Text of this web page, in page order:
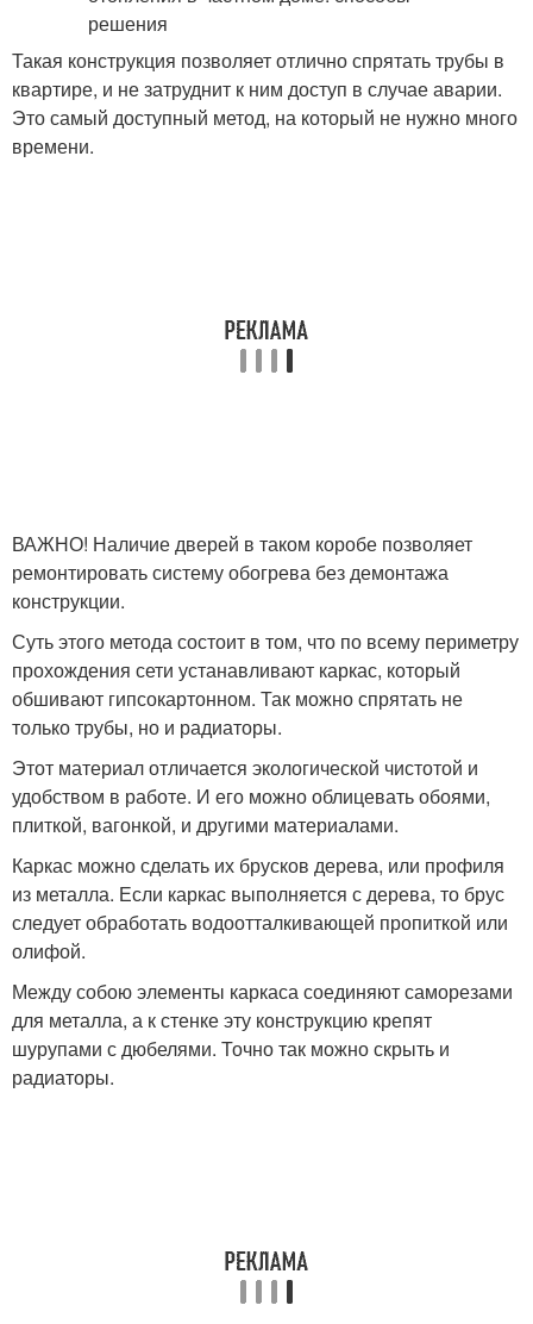
Такая конструкция позволяет отлично спрятать трубы в
квартире, и не затруднит к ним доступ в случае аварии.
Это самый доступный метод, на который не нужно много
времени.
ВАЖНО! Наличие дверей в таком коробе позволяет
ремонтировать систему обогрева без демонтажа
конструкции.
Суть этого метода состоит в том, что по всему периметру
прохождения сети устанавливают каркас, который
обшивают гипсокартонном. Так можно спрятать не
только трубы, но и радиаторы.
Этот материал отличается экологической чистотой и
удобством в работе. И его можно облицевать обоями,
плиткой, вагонкой, и другими материалами.
Каркас можно сделать их брусков дерева, или профиля
из металла. Если каркас выполняется с дерева, то брус
следует обработать водоотталкивающей пропиткой или
олифой.
Между собою элементы каркаса соединяют саморезами
для металла, а к стенке эту конструкцию крепят
шурупами с дюбелями. Точно так можно скрыть и
радиаторы.